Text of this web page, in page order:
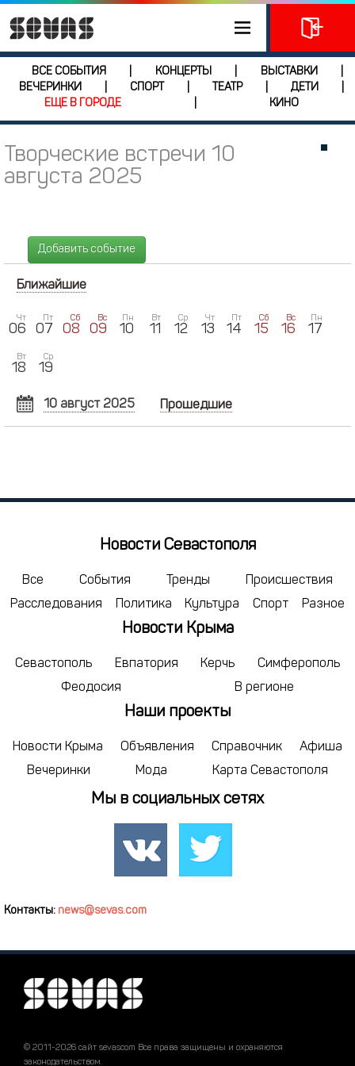
ВСЕ СОБЫТИЯ КОНЦЕРТЫ ВЫСТАВКИ
ВЕЧЕРИНКИ
СПОРТ ТЕАТР ДЕТИ
ЕЩЕ В ГОРОДЕ
КИНО
Творческие встречи 10
августа 2025
Добавить событие
Ближайшие
Чт
06
Пт
07
Сб
08
Вс
09
Пн
10
Вт
11
Ср
12
Чт
13
Пт
14
Сб
15
Вс
16
Пн
17
Вт
18
Ср
19
10 август 2025
АВГУСТ 2025
4 5 6 7 8 9 10
20 21 22
25 26 27 28 30 31
1 2 3 5 6 7
Прошедшие
Новости Севастополя
Все События Тренды
Происшествия
Расследования
Политика Культура Спорт Разное
Новости Крыма
Севастополь Евпатория Керчь
Симферополь
Феодосия
В регионе
Наши проекты
Новости Крыма Объявления Справочник
Афиша
Вечеринки
Мода Карта Севастополя
Мы в социальных сетях
Контакты: news@sevas.com
© 2011-2026 сайт sevascom Все права защищены и охраняются
законодательством.